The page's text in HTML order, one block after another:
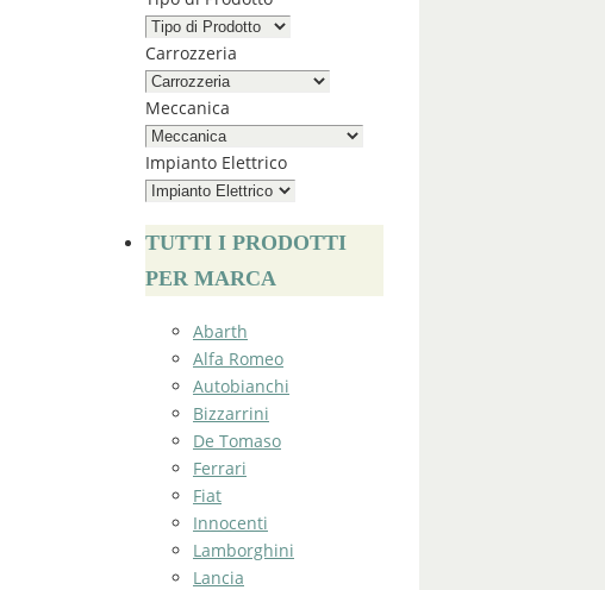
Carrozzeria
Meccanica
Impianto Elettrico
TUTTI I PRODOTTI
PER MARCA
Abarth
Alfa Romeo
Autobianchi
Bizzarrini
De Tomaso
Ferrari
Fiat
Innocenti
Lamborghini
Lancia